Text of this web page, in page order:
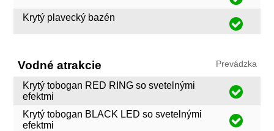
Krytý plavecký bazén
Vodné atrakcie Prevádzka
Krytý tobogan RED RING so svetelnými
efektmi
Krytý tobogan BLACK LED so svetelnými
efektmi